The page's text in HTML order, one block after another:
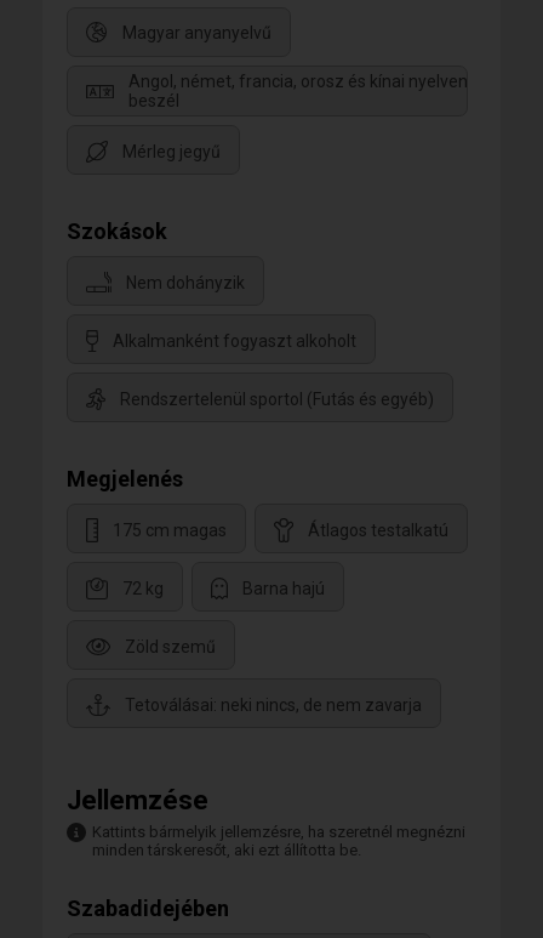
Magyar anyanyelvű
Angol, német, francia, orosz és kínai nyelven
beszél
Mérleg jegyű
Szokások
Nem dohányzik
Alkalmanként fogyaszt alkoholt
Rendszertelenül sportol (Futás és egyéb)
Megjelenés
175 cm magas Átlagos testalkatú
72 kg Barna hajú
Zöld szemű
Tetoválásai: neki nincs, de nem zavarja
Jellemzése
Kattints bármelyik jellemzésre, ha szeretnél megnézni
minden társkeresőt, aki ezt állította be.
Szabadidejében